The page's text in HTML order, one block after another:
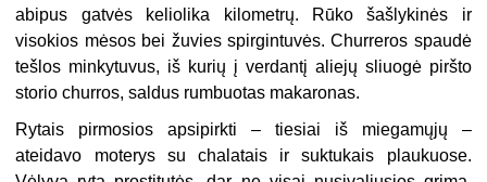
abipus gatvės keliolika kilometrų. Rūko šašlykinės ir
visokios mėsos bei žuvies spirgintuvės. Churreros spaudė
tešlos minkytuvus, iš kurių į verdantį aliejų sliuogė piršto
storio churros, saldus rumbuotas makaronas.
Rytais pirmosios apsipirkti – tiesiai iš miegamųjų –
ateidavo moterys su chalatais ir suktukais plaukuose.